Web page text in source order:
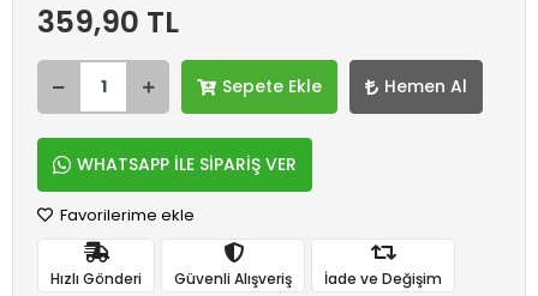
359,90 TL
Sepete Ekle Hemen Al
WHATSAPP İLE SİPARİŞ VER
Favorilerime ekle
Hızlı Gönderi Güvenli Alışveriş İade ve Değişim